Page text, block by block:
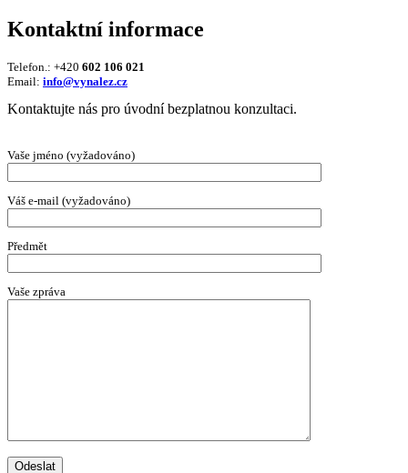
Kontaktní informace
Telefon.: +420 602 106 021
Email: info@vynalez.cz
Kontaktujte nás pro úvodní bezplatnou konzultaci.
Vaše jméno (vyžadováno)
Váš e-mail (vyžadováno)
Předmět
Vaše zpráva